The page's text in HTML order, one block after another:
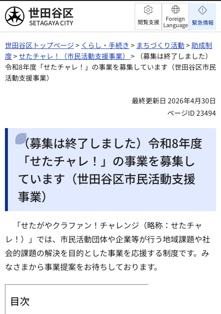
世田谷区 閲覧支援
Foreign
Language 緊急情報
世田谷区トップページ > くらし・手続き > まちづくり活動>助成制
度>せたチャレ！（市民活動支援事業） > （募集は終了しました）
令和8年度「せたチャレ！」の事業を募集しています（世田谷区市民
活動支援事業）
最終更新日 2026年4月30日
ページID 23494
（募集は終了しました）令和8年度
「せたチャレ！」の事業を募集し
ています（世田谷区市民活動支援
事業）
「せたがやクラファン！チャレンジ（略称：せたチャ
レ！）」では、市民活動団体や企業等が行う地域課題や社
会的課題の解決を目的とした事業を応援する制度です。み
なさまから事業提案をお待ちしております。
目次